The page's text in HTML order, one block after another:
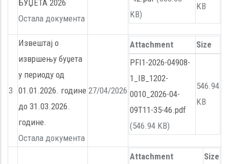
БУЏЕТА 2026
Остала документа
KB)
KB
3
Извештај о
извршењу буџета
у периоду од
01.01.2026. године
до 31.03.2026.
године.
Остала документа
27/04/2026
Attachment
Size
PFI1-2026-04908-
1_IB_1202-
0010_2026-04-
09T11-35-46.pdf
(546.94 KB)
546.94
KB
Attachment
Size